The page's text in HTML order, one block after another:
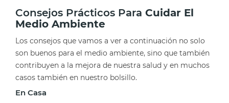
Consejos Prácticos Para Cuidar El
Medio Ambiente
Los consejos que vamos a ver a continuación no solo
son buenos para el medio ambiente, sino que también
contribuyen a la mejora de nuestra salud y en muchos
casos también en nuestro bolsillo.
En Casa